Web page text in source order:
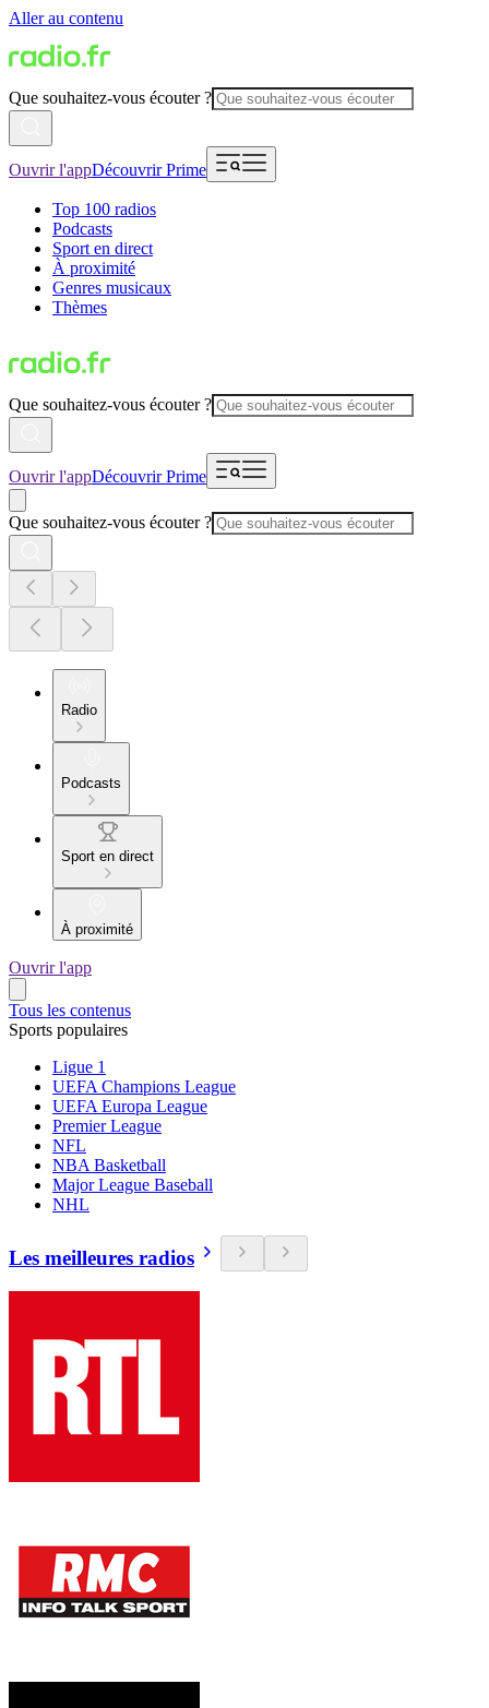
Aller au contenu
Que souhaitez-vous écouter ?
Ouvrir l'appDécouvrir Prime
Top 100 radios
Podcasts
Sport en direct
À proximité
Genres musicaux
Thèmes
Que souhaitez-vous écouter ?
Ouvrir l'appDécouvrir Prime
Que souhaitez-vous écouter ?
Radio
Podcasts
Sport en direct
À proximité
Ouvrir l'app
Tous les contenus
Sports populaires
Ligue 1
UEFA Champions League
UEFA Europa League
Premier League
NFL
NBA Basketball
Major League Baseball
NHL
Les meilleures radios